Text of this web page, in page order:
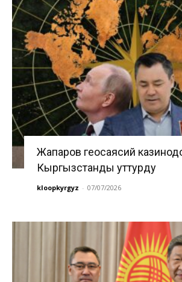
Жапаров геосаясий
Кыргызстанды уттурду
kloopkyrgyz - 07/07/2026